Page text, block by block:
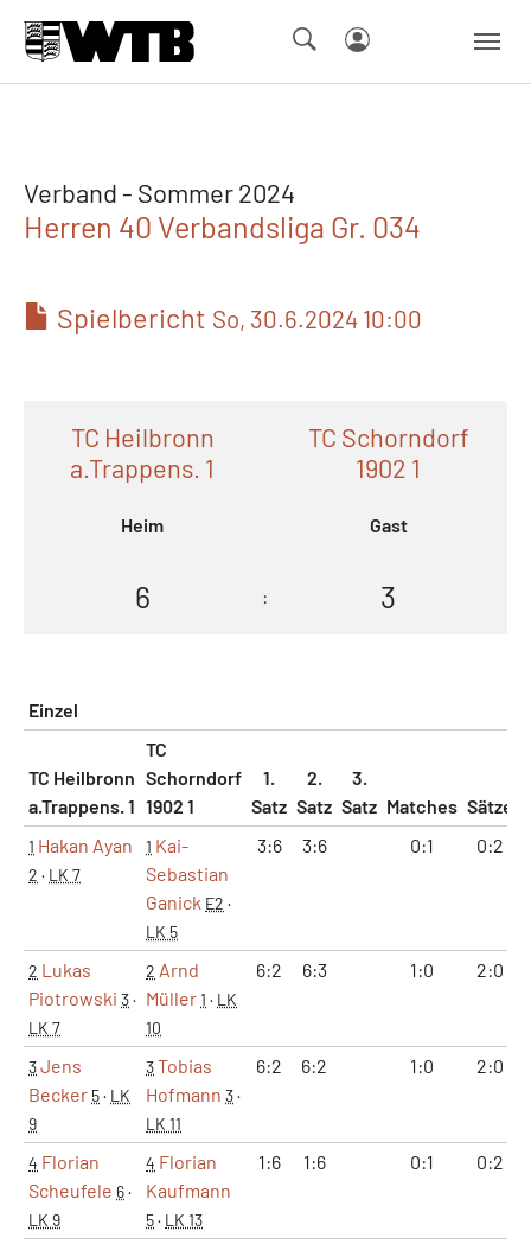
Verband - Sommer 2024
Herren 40 Verbandsliga Gr. 034
Spielbericht So, 30.6.2024 10:00
TC Heilbronn
a.Trappens. 1
Heim
TC Schorndorf
1902 1
Gast
6 : 3
Einzel
TC Heilbronn
a.Trappens. 1
TC
Schorndorf
1902 1
1.
Satz
2.
Satz
3.
Satz Matches Sätze
1 Hakan Ayan
2 · LK 7
1 Kai-
Sebastian
Ganick E2 ·
LK 5
3:6 3:6 0:1 0:2
2 Lukas
Piotrowski 3·
LK 7
2 Arnd
Müller1 · LK
10
6:2 6:3 1:0 2:0
3Jens
Becker 5· LK
9
3Tobias
Hofmann 3·
LK 11
6:2 6:2 1:0 2:0
4 Florian
Scheufele 6·
LK 9
4 Florian
Kaufmann
5· LK 13
1:6 1:6 0:1 0:2